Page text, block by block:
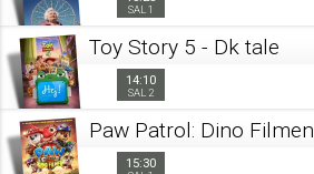
LÆS MERE
SAL 1
LÆS MERE
Toy Story 5 - Dk tale
14:10
SAL 2
Sal 2
Paw Patrol: Dino Filmen
15:30
Sal 1